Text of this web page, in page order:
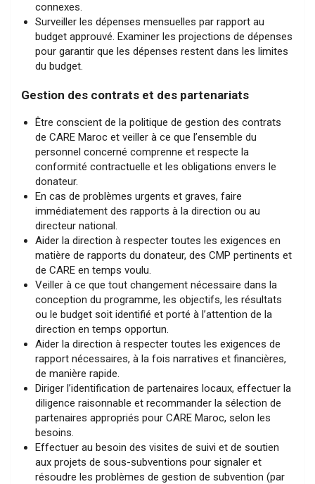
connexes.
Surveiller les dépenses mensuelles par rapport au
budget approuvé. Examiner les projections de dépenses
pour garantir que les dépenses restent dans les limites
du budget.
Gestion des contrats et des partenariats
Être conscient de la politique de gestion des contrats
de CARE Maroc et veiller à ce que l’ensemble du
personnel concerné comprenne et respecte la
conformité contractuelle et les obligations envers le
donateur.
En cas de problèmes urgents et graves, faire
immédiatement des rapports à la direction ou au
directeur national.
Aider la direction à respecter toutes les exigences en
matière de rapports du donateur, des CMP pertinents et
de CARE en temps voulu.
Veiller à ce que tout changement nécessaire dans la
conception du programme, les objectifs, les résultats
ou le budget soit identifié et porté à l’attention de la
direction en temps opportun.
Aider la direction à respecter toutes les exigences de
rapport nécessaires, à la fois narratives et financières,
de manière rapide.
Diriger l’identification de partenaires locaux, effectuer la
diligence raisonnable et recommander la sélection de
partenaires appropriés pour CARE Maroc, selon les
besoins.
Effectuer au besoin des visites de suivi et de soutien
aux projets de sous-subventions pour signaler et
résoudre les problèmes de gestion de subvention (par